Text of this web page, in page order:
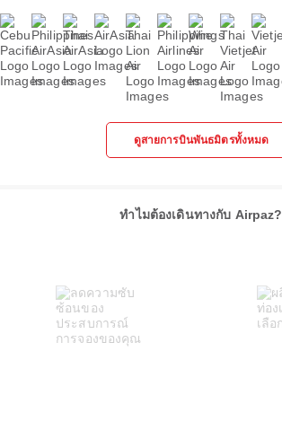
ดูสายการบินพันธมิตรทั้งหมด
ทำไมต้องเดินทางกับ Airpaz?